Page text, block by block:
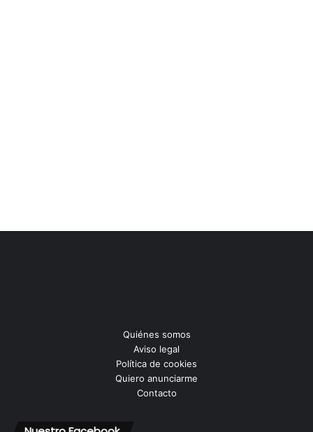
Quiénes somos
Aviso legal
Política de cookies
Quiero anunciarme
Contacto